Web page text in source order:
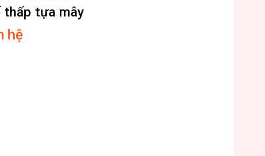
thấp tựa mây
hệ